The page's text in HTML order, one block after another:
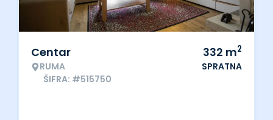
Centar
RUMA
ŠIFRA: #515750
332 m2
SPRATNA